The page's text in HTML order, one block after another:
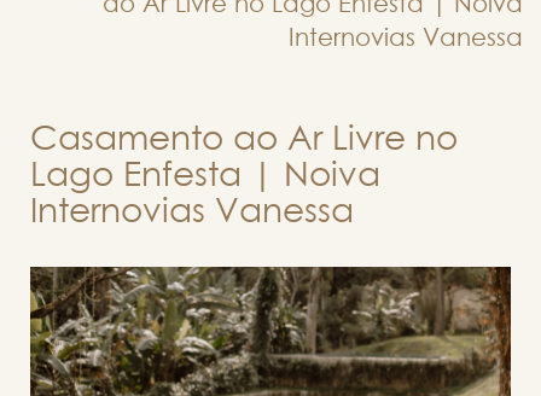
Internovias Vanessa
Casamento ao Ar Livre no
Lago Enfesta | Noiva
Internovias Vanessa